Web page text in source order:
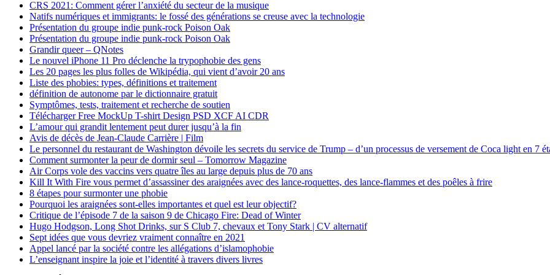
CRS 2021: Comment gérer l’anxiété du secteur de la musique
Natifs numériques et immigrants: le fossé des générations se creuse avec la technologie
Présentation du groupe indie punk-rock Poison Oak
Présentation du groupe indie punk-rock Poison Oak
Grandir queer – QNotes
Le nouvel iPhone 11 Pro déclenche la trypophobie des gens
Les 20 pages les plus folles de Wikipédia, qui vient d’avoir 20 ans
Liste des phobies: types, définitions et traitement
définition de autonome par le dictionnaire gratuit
Symptômes, tests, traitement et recherche de soutien
Télécharger Free MockUp T-shirt Design PSD XCF AI CDR
L’amour qui grandit lentement peut durer jusqu’à la fin
Avis de décès de Jean-Claude Carrière | Film
Le personnel du restaurant de Washington dévoile les secrets du service de Trump – d’un processus de versement de Coca light en 7
Comment surmonter la peur de dormir seul – Tomorrow Magazine
Air Corps vole des vaccins vers quatre îles au large depuis plus de 70 ans
Kill It With Fire vous permet d’assassiner des araignées avec des lance-roquettes, des lance-flammes et des poêles à frire
8 étapes pour surmonter une phobie
Pourquoi les araignées sont-elles importantes et quel est leur objectif?
Critique de l’épisode 7 de la saison 9 de Chicago Fire: Dead of Winter
Hugo Hodgson, Long Shot Drinks, sur S Club 7, chevaux et Tony Stark | CV alternatif
Sept idées que vous devriez vraiment connaître en 2021
Appel lancé par la société contre les allégations d’islamophobie
L’enseignant inspire la joie et l’identité à travers divers livres